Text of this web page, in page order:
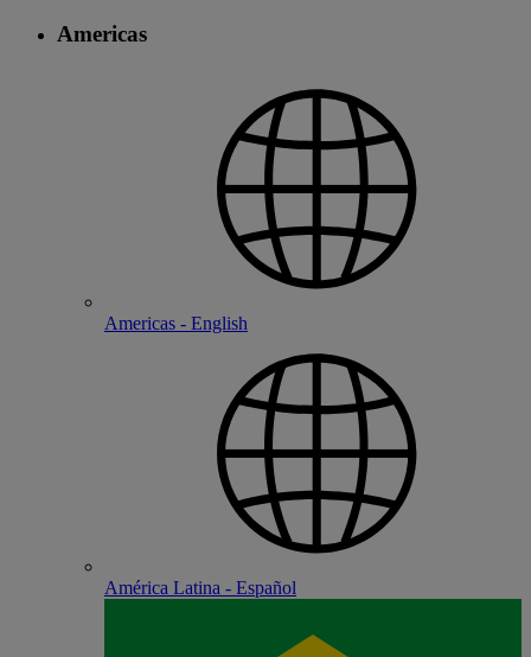
Americas
Americas - English
América Latina - Español